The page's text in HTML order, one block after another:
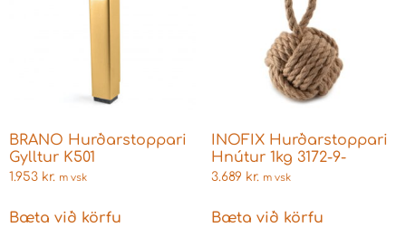
BRANO Hurðarstoppari
Gylltur K501
1.953 kr. m vsk
Bæta við körfu
INOFIX Hurðarstoppari
Hnútur 1kg 3172-9-
3.689 kr. m vsk
Bæta við körfu